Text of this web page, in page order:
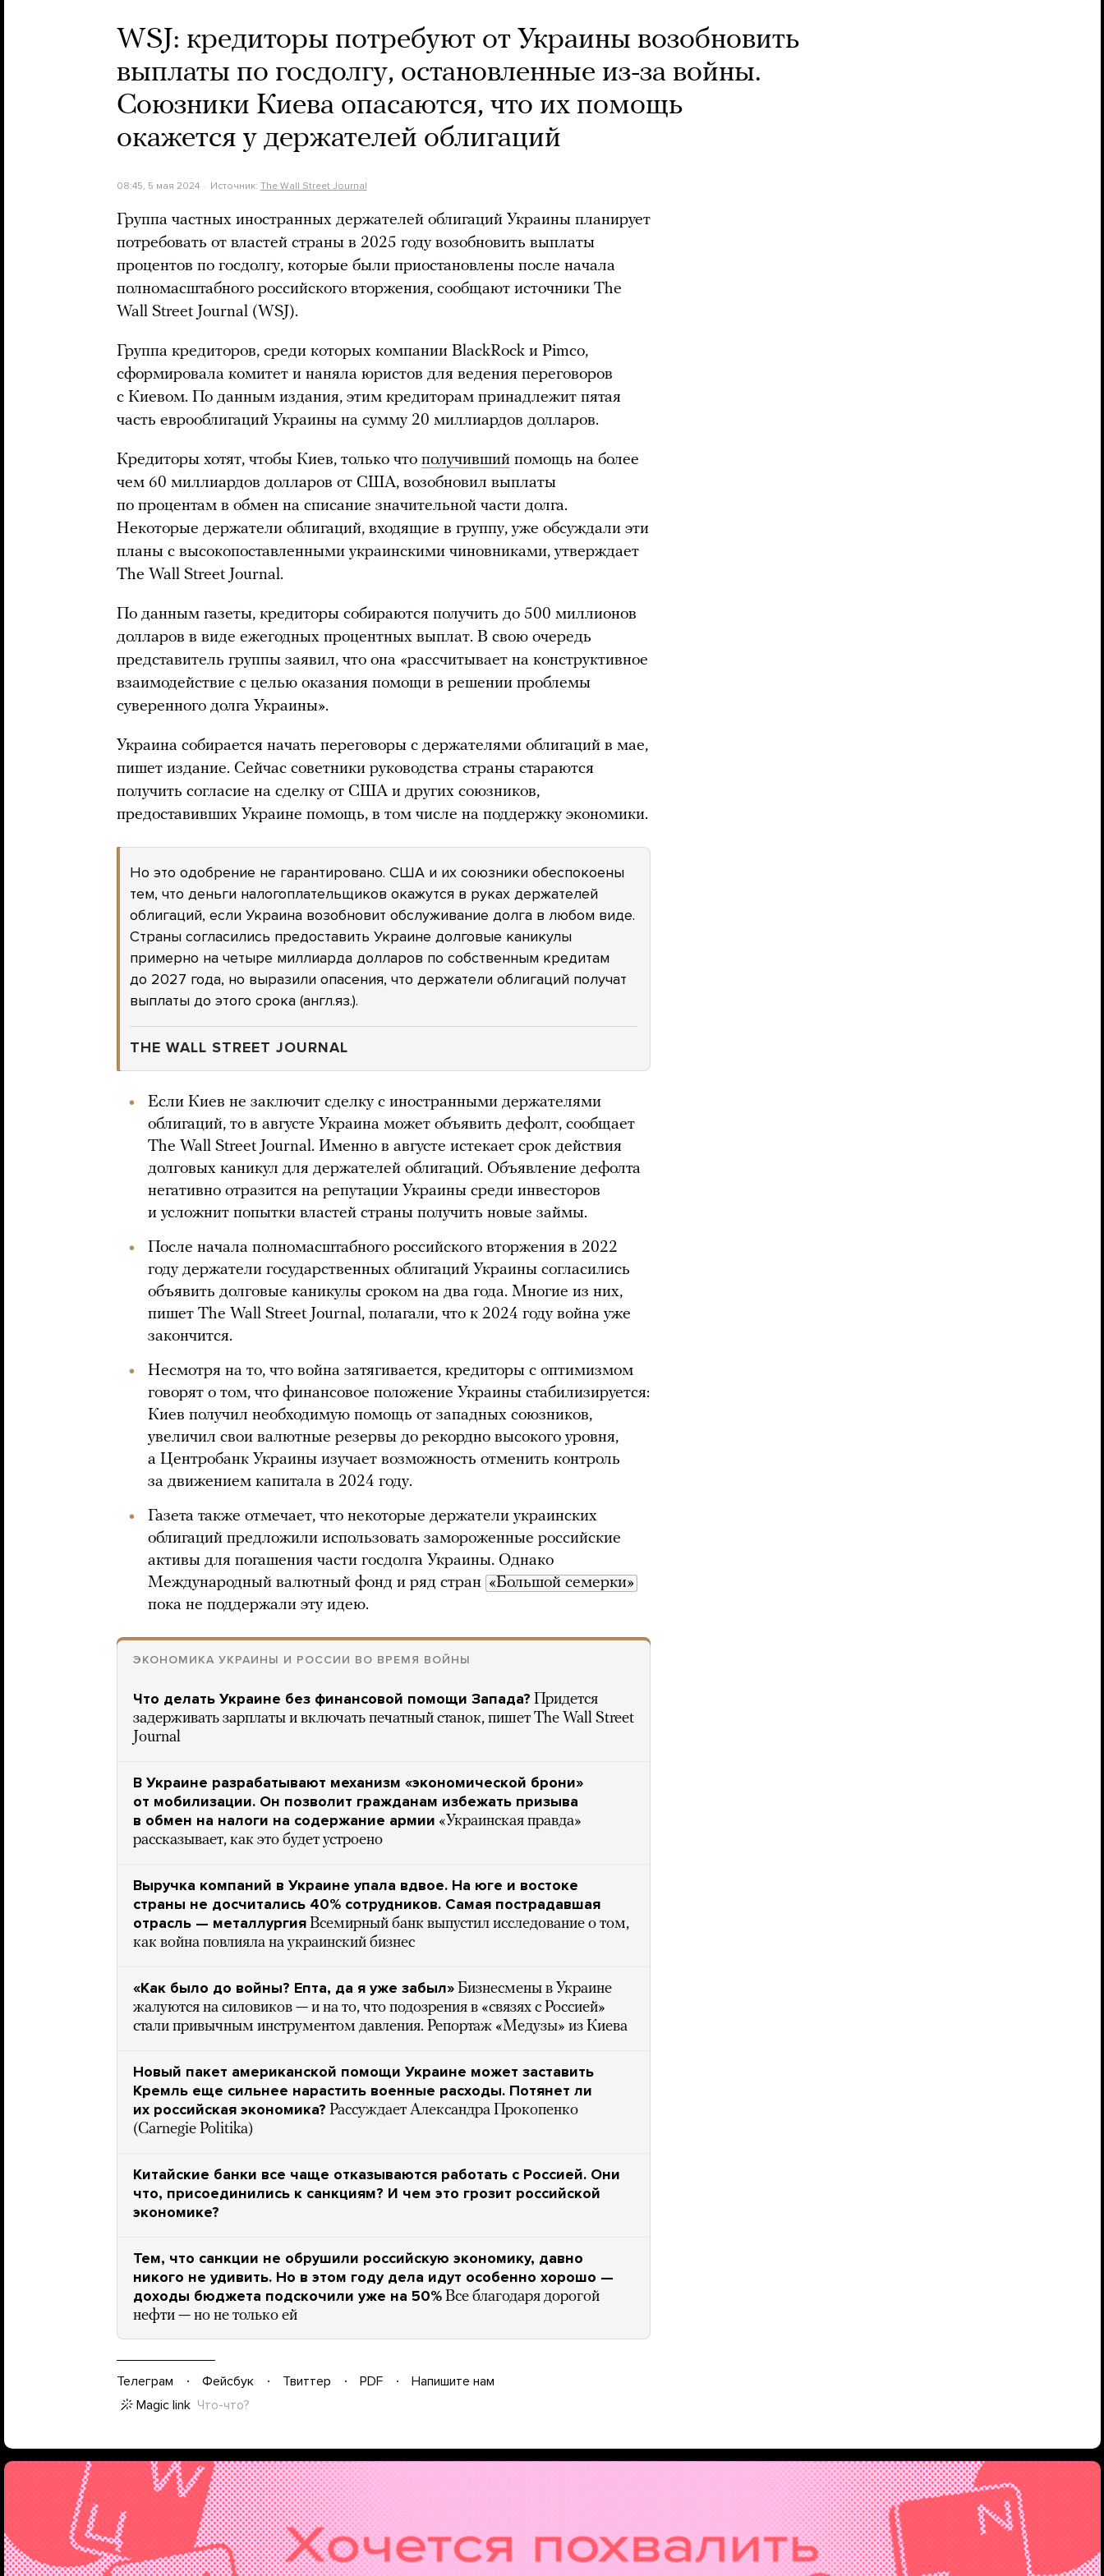
WSJ: кредиторы потребуют от Украины возобновить
выплаты по госдолгу, остановленные из-за войны.
Союзники Киева опасаются, что их помощь
окажется у держателей облигаций
08:45, 5 мая 2024 Источник: The Wall Street Journal
Группа частных иностранных держателей облигаций Украины планирует
потребовать от властей страны в 2025 году возобновить выплаты
процентов по госдолгу, которые были приостановлены после начала
полномасштабного российского вторжения, сообщают источники The
Wall Street Journal (WSJ).
Группа кредиторов, среди которых компании BlackRock и Pimco,
сформировала комитет и наняла юристов для ведения переговоров
с Киевом. По данным издания, этим кредиторам принадлежит пятая
часть еврооблигаций Украины на сумму 20 миллиардов долларов.
Кредиторы хотят, чтобы Киев, только что получивший помощь на более
чем 60 миллиардов долларов от США, возобновил выплаты
по процентам в обмен на списание значительной части долга.
Некоторые держатели облигаций, входящие в группу, уже обсуждали эти
планы с высокопоставленными украинскими чиновниками, утверждает
The Wall Street Journal.
По данным газеты, кредиторы собираются получить до 500 миллионов
долларов в виде ежегодных процентных выплат. В свою очередь
представитель группы заявил, что она «рассчитывает на конструктивное
взаимодействие с целью оказания помощи в решении проблемы
суверенного долга Украины».
Украина собирается начать переговоры с держателями облигаций в мае,
пишет издание. Сейчас советники руководства страны стараются
получить согласие на сделку от США и других союзников,
предоставивших Украине помощь, в том числе на поддержку экономики.
Но это одобрение не гарантировано. США и их союзники обеспокоены
тем, что деньги налогоплательщиков окажутся в руках держателей
облигаций, если Украина возобновит обслуживание долга в любом виде.
Страны согласились предоставить Украине долговые каникулы
примерно на четыре миллиарда долларов по собственным кредитам
до 2027 года, но выразили опасения, что держатели облигаций получат
выплаты до этого срока (англ.яз.).
THE WALL STREET JOURNAL
Если Киев не заключит сделку с иностранными держателями
облигаций, то в августе Украина может объявить дефолт, сообщает
The Wall Street Journal. Именно в августе истекает срок действия
долговых каникул для держателей облигаций. Объявление дефолта
негативно отразится на репутации Украины среди инвесторов
и усложнит попытки властей страны получить новые займы.
После начала полномасштабного российского вторжения в 2022
году держатели государственных облигаций Украины согласились
объявить долговые каникулы сроком на два года. Многие из них,
пишет The Wall Street Journal, полагали, что к 2024 году война уже
закончится.
Несмотря на то, что война затягивается, кредиторы с оптимизмом
говорят о том, что финансовое положение Украины стабилизируется:
Киев получил необходимую помощь от западных союзников,
увеличил свои валютные резервы до рекордно высокого уровня,
а Центробанк Украины изучает возможность отменить контроль
за движением капитала в 2024 году.
Газета также отмечает, что некоторые держатели украинских
облигаций предложили использовать замороженные российские
активы для погашения части госдолга Украины. Однако
Международный валютный фонд и ряд стран «Большой семерки»
пока не поддержали эту идею.
ЭКОНОМИКА УКРАИНЫ И РОССИИ ВО ВРЕМЯ ВОЙНЫ
Что делать Украине без финансовой помощи Запада? Придется
задерживать зарплаты и включать печатный станок, пишет The Wall Street
Journal
В Украине разрабатывают механизм «экономической брони»
от мобилизации. Он позволит гражданам избежать призыва
в обмен на налоги на содержание армии «Украинская правда»
рассказывает, как это будет устроено
Выручка компаний в Украине упала вдвое. На юге и востоке
страны не досчитались 40% сотрудников. Самая пострадавшая
отрасль — металлургия Всемирный банк выпустил исследование о том,
как война повлияла на украинский бизнес
«Как было до войны? Епта, да я уже забыл» Бизнесмены в Украине
жалуются на силовиков — и на то, что подозрения в «связях с Россией»
стали привычным инструментом давления. Репортаж «Медузы» из Киева
Новый пакет американской помощи Украине может заставить
Кремль еще сильнее нарастить военные расходы. Потянет ли
их российская экономика? Рассуждает Александра Прокопенко
(Carnegie Politika)
Китайские банки все чаще отказываются работать с Россией. Они
что, присоединились к санкциям? И чем это грозит российской
экономике?
Тем, что санкции не обрушили российскую экономику, давно
никого не удивить. Но в этом году дела идут особенно хорошо —
доходы бюджета подскочили уже на 50% Все благодаря дорогой
нефти — но не только ей
Телеграм Фейсбук Твиттер PDF
Напишите нам
Magic link Что-что?